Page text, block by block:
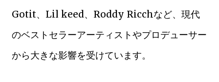
Gotit、Lil keed、Roddy Ricchなど、現代
のベストセラーアーティストやプロデューサー
から大きな影響を受けています。